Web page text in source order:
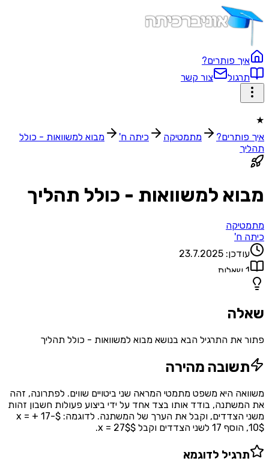
פותרים?
צור קשר
מתמטיקה כיתה ח'
מבוא למשוואות - כולל
למשוואות - כולל תהליך
ח'
23.7.2025
שאלות
את התרגיל הבא בנושא מבוא למשוואות - כולל תהליך
מהירה
היא משפט מתמטי המראה שני ביטויים שווים. לפתרונה, זהה
בודד אותו בצד אחד על ידי ביצוע פעולות חשבון זהות
משני הצדדים, וקבל את הערך של המשתנה. לדוגמה: $-17 + x =
לדוגמא